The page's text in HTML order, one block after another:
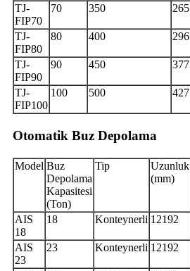
TJ-
FIP70
70 350 265
TJ-
FIP80
80 400 296
TJ-
FIP90
90 450 377
TJ-
FIP100
100 500 427
Otomatik Buz Depolama
Model Buz
Depolama
Kapasitesi
(Ton)
Tip
Uzunluk
(mm)
AIS
18
18 Konteynerli 12192
AIS
23
23 Konteynerli 12192